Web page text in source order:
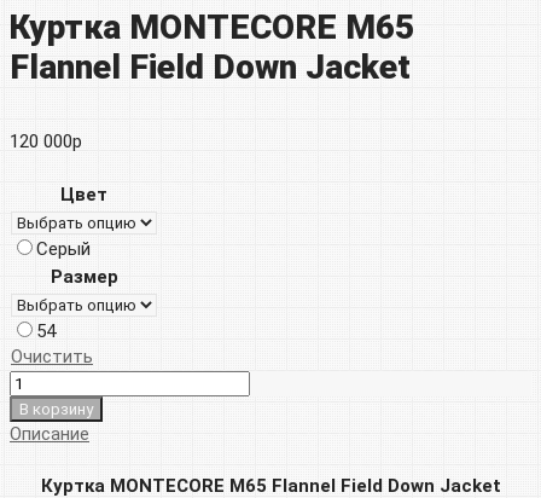
Куртка MONTECORE M65
Flannel Field Down Jacket
120 000р
Цвет
Серый
Размер
54
Очистить
В корзину
Описание
Куртка MONTECORE M65 Flannel Field Down Jacket